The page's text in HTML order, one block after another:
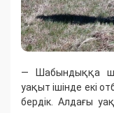
— Шабындыққа
уақыт ішінде екі
бердік. Алдағы